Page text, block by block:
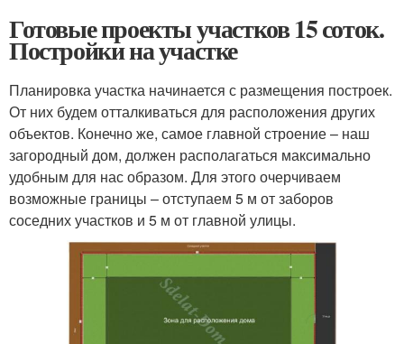
Готовые проекты участков 15 соток.
Постройки на участке
Планировка участка начинается с размещения построек.
От них будем отталкиваться для расположения других
объектов. Конечно же, самое главной строение – наш
загородный дом, должен располагаться максимально
удобным для нас образом. Для этого очерчиваем
возможные границы – отступаем 5 м от заборов
соседних участков и 5 м от главной улицы.